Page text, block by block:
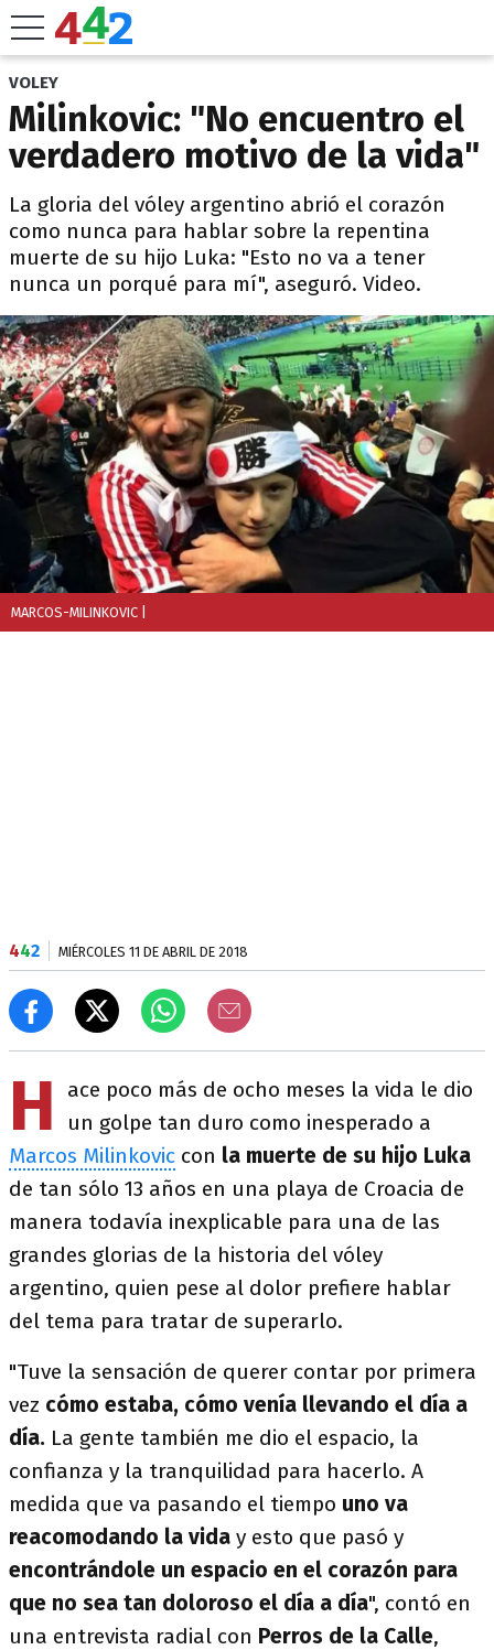
VOLEY
Milinkovic: "No encuentro el
verdadero motivo de la vida"
La gloria del vóley argentino abrió el corazón
como nunca para hablar sobre la repentina
muerte de su hijo Luka: "Esto no va a tener
nunca un porqué para mí", aseguró. Video.
MARCOS-MILINKOVIC
442 MIÉRCOLES 11 DE ABRIL DE 2018
H
ace poco más de ocho meses la vida le dio
un golpe tan duro como inesperado a
Marcos Milinkovic con la muerte de su hijo Luka
de tan sólo 13 años en una playa de Croacia de
manera todavía inexplicable para una de las
grandes glorias de la historia del vóley
argentino, quien pese al dolor prefiere hablar
del tema para tratar de superarlo.
"Tuve la sensación de querer contar por primera
vez cómo estaba, cómo venía llevando el día a
día. La gente también me dio el espacio, la
confianza y la tranquilidad para hacerlo. A
medida que va pasando el tiempo uno va
reacomodando la vida y esto que pasó y
encontrándole un espacio en el corazón para
que no sea tan doloroso el día a día", contó en
una entrevista radial con Perros de la Calle,